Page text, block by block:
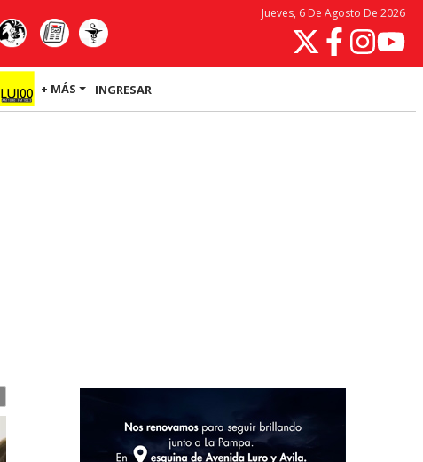
Jueves, 6 De Agosto De 2026
+ MÁS INGRESAR